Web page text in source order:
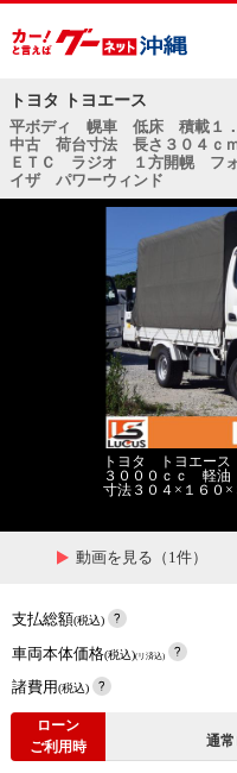
トヨタ トヨエース
平ボディ 幌車 低床 積載１
中古 荷台寸法 長さ３０４ｃ
ＥＴＣ ラジオ １方開幌 フ
イザ パワーウィンド
トヨタ トヨエー
３０００ｃｃ 軽
寸法３０４×１６０×
動画を見る（1件）
支払総額(税込)
車両本体価格(税込)(リ済込)
諸費用(税込)
ローン
ご利用時
通